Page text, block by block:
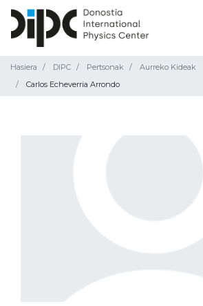
Hasiera DIPC Pertsonak
Aurreko Kideak
Carlos Echeverria Arrondo